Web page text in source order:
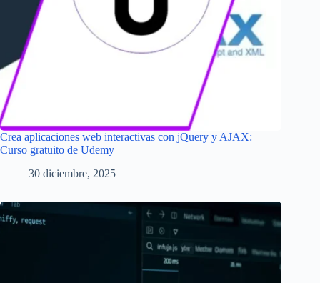
Crea aplicaciones web interactivas con jQuery y AJAX:
Curso gratuito de Udemy
30 diciembre, 2025